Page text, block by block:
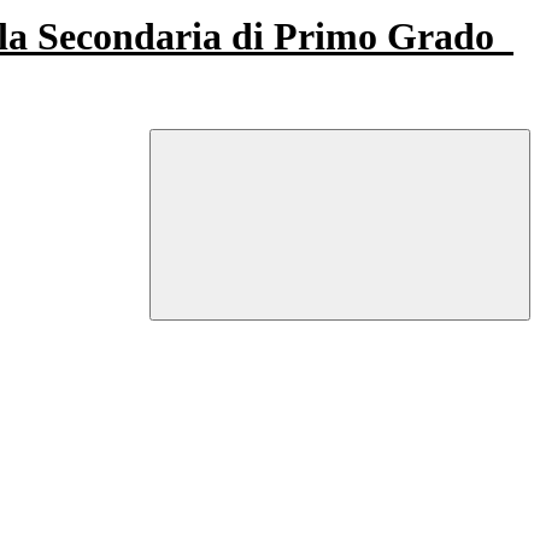
Secondaria di Primo Grado